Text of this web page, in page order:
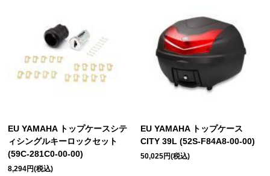
EU YAMAHA トップケースシテ
ィシングルキーロックセット
(59C-281C0-00-00)
8,294円(税込)
EU YAMAHA トップケース
CITY 39L (52S-F84A8-00-00)
50,025円(税込)